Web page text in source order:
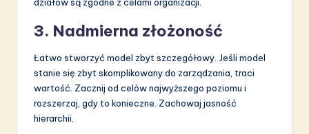
działów są zgodne z celami organizacji.
3. Nadmierna złożoność
Łatwo stworzyć model zbyt szczegółowy. Jeśli model
stanie się zbyt skomplikowany do zarządzania, traci
wartość. Zacznij od celów najwyższego poziomu i
rozszerzaj, gdy to konieczne. Zachowaj jasność
hierarchii.